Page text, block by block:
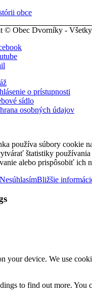
obce
© Obec Dvorníky - Všetky
o prístupnosti
sídlo
osobných údajov
používa súbory cookie
štatistiky
alebo prispôsobiť ich
NesúhlasímBližšie
your device. We use
to find out more. You